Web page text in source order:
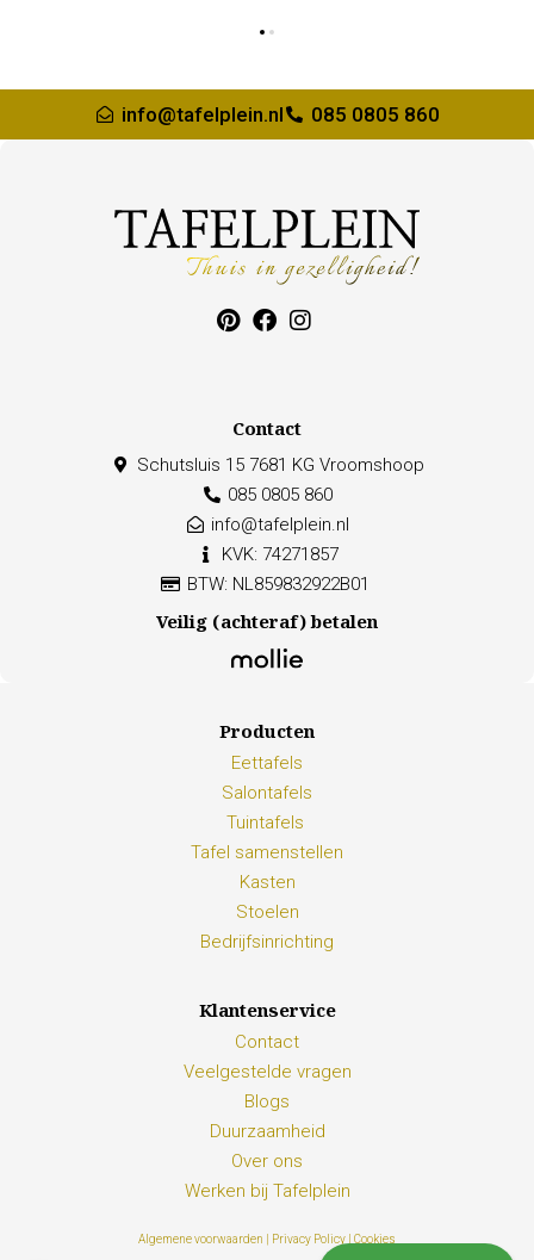
info@tafelplein.nl 085 0805 860
Contact
Schutsluis 15 7681 KG Vroomshoop
085 0805 860
info@tafelplein.nl
KVK: 74271857
BTW: NL859832922B01
Veilig (achteraf) betalen
Producten
Eettafels
Salontafels
Tuintafels
Tafel samenstellen
Kasten
Stoelen
Bedrijfsinrichting
Klantenservice
Contact
Veelgestelde vragen
Blogs
Duurzaamheid
Over ons
Werken bij Tafelplein
Algemene voorwaarden | Privacy Policy | Cookies